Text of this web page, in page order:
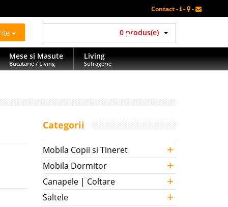
Contact - - -
0 produs(e)
Mese si Masute
Bucatarie / Living
Living
Sufragerie
Categorii
Mobila Copii si Tineret +
Mobila Dormitor +
Canapele | Coltare +
Saltele +